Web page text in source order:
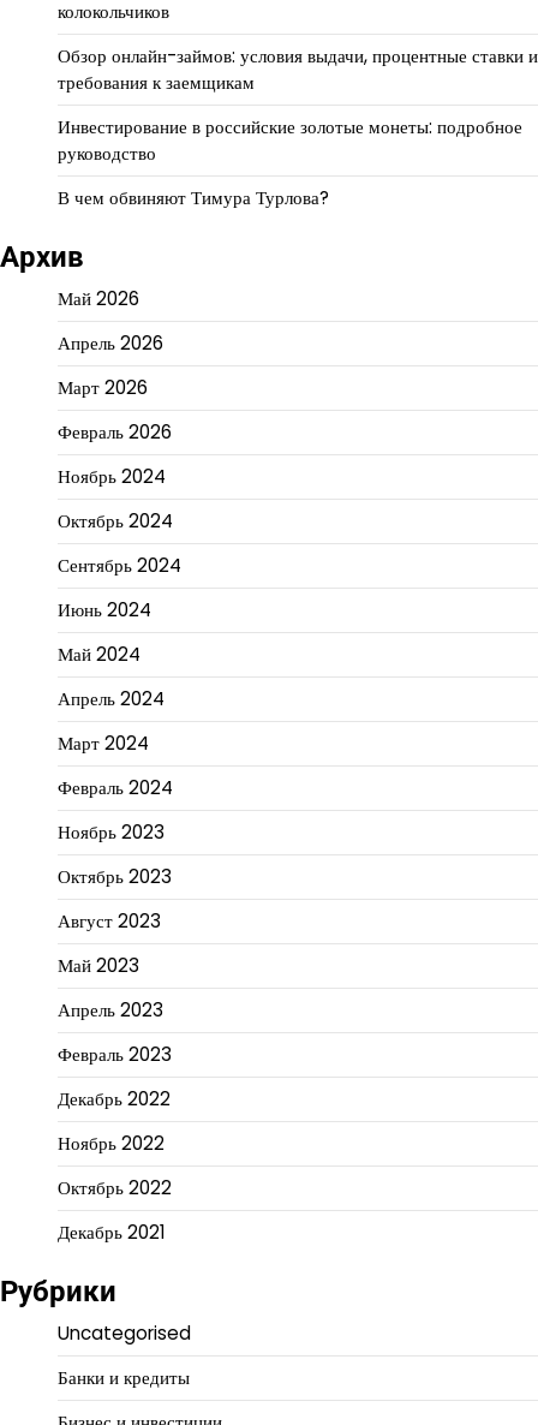
колокольчиков
Обзор онлайн-займов: условия выдачи, процентные ставки и
требования к заемщикам
Инвестирование в российские золотые монеты: подробное
руководство
В чем обвиняют Тимура Турлова?
Архив
Май 2026
Апрель 2026
Март 2026
Февраль 2026
Ноябрь 2024
Октябрь 2024
Сентябрь 2024
Июнь 2024
Май 2024
Апрель 2024
Март 2024
Февраль 2024
Ноябрь 2023
Октябрь 2023
Август 2023
Май 2023
Апрель 2023
Февраль 2023
Декабрь 2022
Ноябрь 2022
Октябрь 2022
Декабрь 2021
Рубрики
Uncategorised
Банки и кредиты